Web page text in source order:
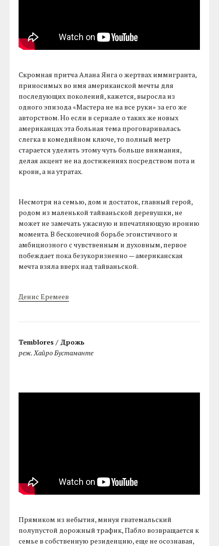
Скромная притча Алана Янга о жертвах иммигранта,
приносимых во имя американской мечты для
последующих поколений, кажется, выросла из
одного эпизода «Мастера не на все руки» за его же
авторством. Но если в сериале о таких же новых
американцах эта больная тема проговаривалась
слегка в комедийном ключе, то полный метр
старается уделить этому чуть больше внимания,
делая акцент не на достижениях посредством пота и
крови, а на утратах.
Несмотря на семью, дом и достаток, главный герой,
родом из маленькой тайваньской деревушки, не
может не замечать ужасную и впечатляющую иронию
момента. В бесконечной борьбе эгоистичного и
амбициозного с чувственным и духовным, первое
побеждает пока безукоризненно — американская
мечта взяла вверх над тайваньской.
Денис Еремеев
Temblores / Дрожь
реж. Хайро Бустаманте
Прямиком из небытия, минуя гватемальский
полупустой дорожный трафик, Пабло возвращается к
семье в собственную резиденцию, еще не осознавая,